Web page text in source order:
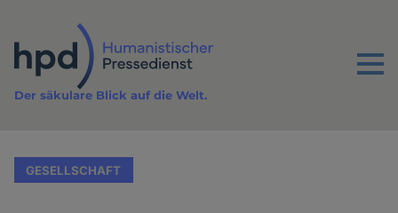
Inhalt
Menu
Der säkulare Blick auf die Welt.
GESELLSCHAFT